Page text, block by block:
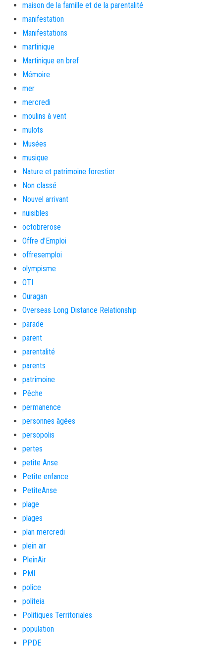
maison de la famille et de la parentalité
manifestation
Manifestations
martinique
Martinique en bref
Mémoire
mer
mercredi
moulins à vent
mulots
Musées
musique
Nature et patrimoine forestier
Non classé
Nouvel arrivant
nuisibles
octobrerose
Offre d'Emploi
offresemploi
olympisme
OTI
Ouragan
Overseas Long Distance Relationship
parade
parent
parentalité
parents
patrimoine
Pêche
permanence
personnes âgées
persopolis
pertes
petite Anse
Petite enfance
PetiteAnse
plage
plages
plan mercredi
plein air
PleinAir
PMI
police
politeia
Politiques Territoriales
population
PPDE